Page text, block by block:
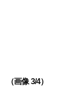
（画像 3/4）